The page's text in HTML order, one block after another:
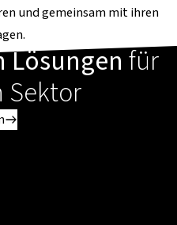
und gemeinsam mit ihren
Lösungenfür
Sektor